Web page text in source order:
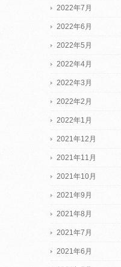
2022年7月
2022年6月
2022年5月
2022年4月
2022年3月
2022年2月
2022年1月
2021年12月
2021年11月
2021年10月
2021年9月
2021年8月
2021年7月
2021年6月